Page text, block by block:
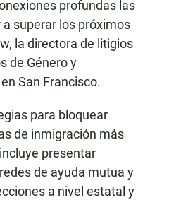
profundas las
superar los próximos
la directora de litigios
de Género y
San Francisco.
para bloquear
de inmigración más
presentar
de ayuda mutua y
a nivel estatal y